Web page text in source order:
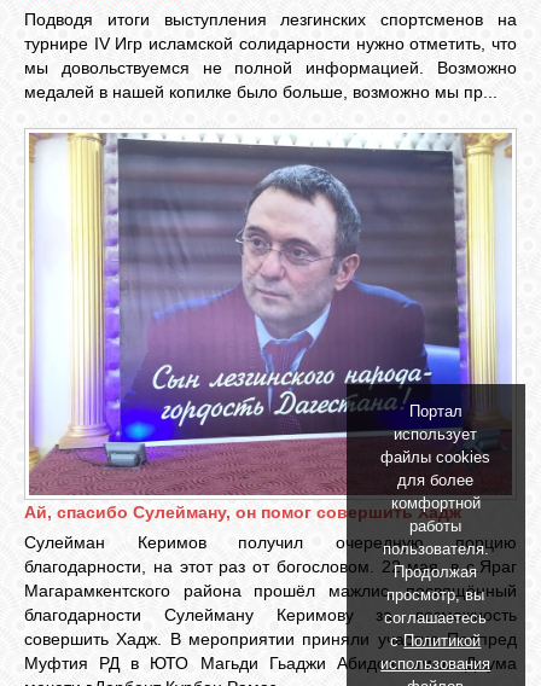
Подводя итоги выступления лезгинских спортсменов на
турнире IV Игр исламской солидарности нужно отметить, что
мы довольствуемся не полной информацией. Возможно
медалей в нашей копилке было больше, возможно мы пр...
Ай, спасибо Сулейману, он помог совершить Хадж
Сулейман Керимов получил очередную порцию
благодарности, на этот раз от богословом. 22 мая, в с.Яраг
Магарамкентского района прошёл мажлис, посвящённый
благодарности Сулейману Керимову за возможность
совершить Хадж. В мероприятии приняли участие Полпред
Муфтия РД в ЮТО Магьди Гьаджи Абидов, имам Джума
Портал
использует
файлы cookies
для более
комфортной
работы
пользователя.
Продолжая
просмотр, вы
соглашаетесь
сПолитикой
использования